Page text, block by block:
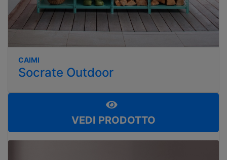
CAIMI
Socrate Outdoor
VEDI PRODOTTO